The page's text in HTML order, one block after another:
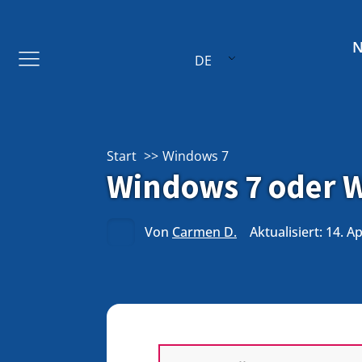
DE
Start Windows 7
Windows 7 oder
Von Carmen D. Aktualisiert: 14.